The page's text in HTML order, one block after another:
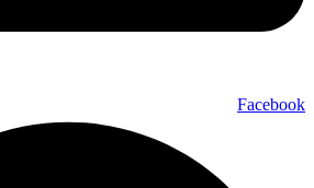
Facebook